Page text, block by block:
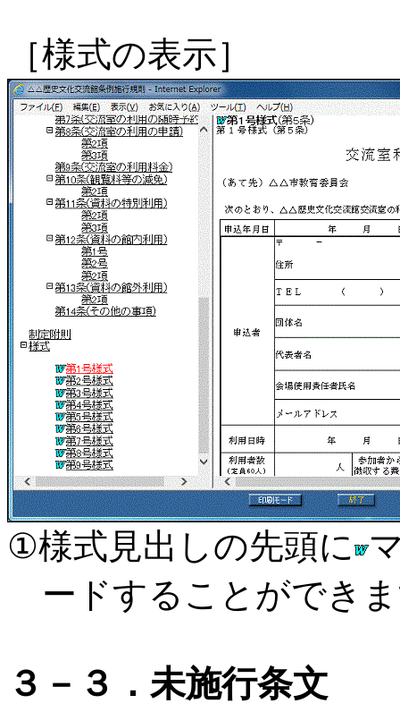
［様式の表示］
①様式見出しの先頭に
ードすることができ
３－３．未施行条文